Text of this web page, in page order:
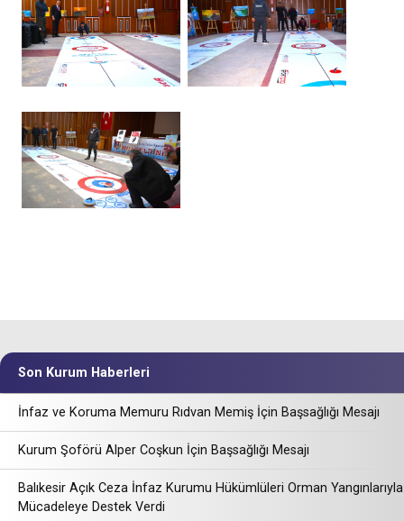
Son Kurum Haberleri
İnfaz ve Koruma Memuru Rıdvan Memiş İçin Başsağlığı Mesajı
Kurum Şoförü Alper Coşkun İçin Başsağlığı Mesajı
Balıkesir Açık Ceza İnfaz Kurumu Hükümlüleri Orman Yangınlarıyla
Mücadeleye Destek Verdi